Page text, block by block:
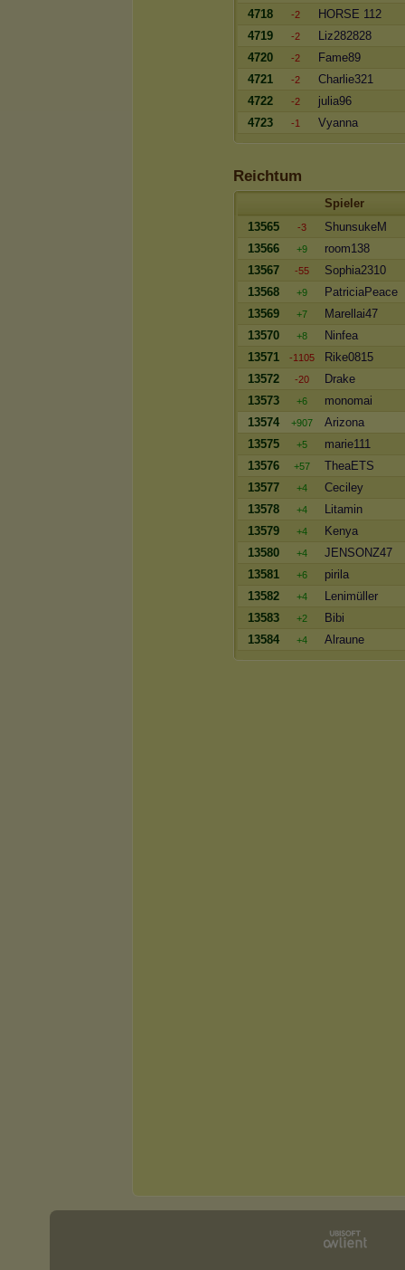
4718
-2
HORSE 112
4719
-2
Liz282828
4720
-2
Fame89
4721
-2
Charlie321
4722
-2
julia96
4723
-1 Vyanna
Reichtum
Spieler
13565
-3
ShunsukeM
13566
+9
room138
13567
-55
Sophia2310
13568
+9
PatriciaPeace
13569
+7
Marellai47
13570
+8
Ninfea
13571
-1105
Rike0815
13572
-20
Drake
13573
+6
monomai
13574
+907
Arizona
13575
+5
marie111
13576
+57
TheaETS
13577
+4
Ceciley
13578
+4
Litamin
13579
+4
Kenya
13580
+4
JENSONZ47
13581
+6
pirila
13582
+4
Lenimüller
13583
+2
Bibi
13584
+4 Alraune